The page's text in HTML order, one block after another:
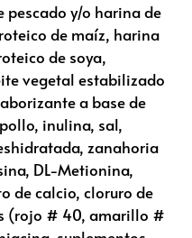
pescado y/o harina de
de maíz, harina
de soya,
vegetal estabilizado
a base de
inulina, sal,
zanahoria
DL-Metionina,
de calcio, cloruro de
(rojo # 40, amarillo #